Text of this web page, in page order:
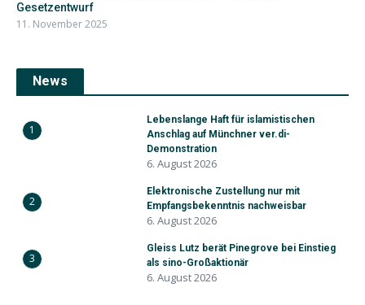
Gesetzentwurf
11. November 2025
News
1
Lebenslange Haft für islamistischen
Anschlag auf Münchner ver.di-
Demonstration
6. August 2026
2
Elektronische Zustellung nur mit
Empfangsbekenntnis nachweisbar
6. August 2026
3
Gleiss Lutz berät Pinegrove bei Einstieg
als sino-Großaktionär
6. August 2026